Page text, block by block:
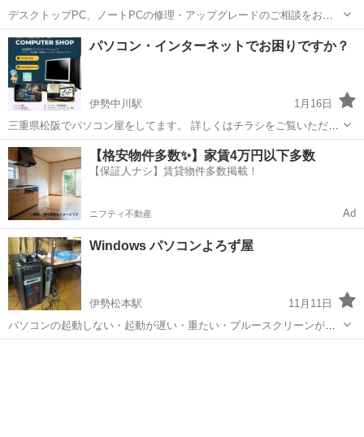
デスクトップPC、ノートPCの修理・アップグレードのご相談をお受
けいたします。 PC買い替えを検討中の方 動作が遅くなって困ってい
る方 容量が足りなくなって困っている方 古いノートPCのバッテリー
が入手できず困っ...
三重 松阪市 パソコン修理
パソコン・インターネットでお困りですか？
伊勢中川駅
1月16日
三重県松阪でパソコン屋をしてます。 詳しくはチラシをご覧いただき
LINE・電話・メールでのお問い合わせできますので、お気軽にお声掛
けください。 Windows10のサポートが来年10月で終了します。 見積
は無料です。 LIN...
三重 松阪市 伊勢中川駅 パソコン修理 無料
【格安物件多数✨】家賃4万円以下多数
【保証人ナシ】賃貸物件多数掲載！
ニフティ不動産 Ad
Windows パソコンよろず屋
伊勢松本駅
11月11日
パソコンの起動しない・起動が遅い・重たい・ブルースクリーンが発
生する。 今よりも性能アップしたい。 自作パソコンを作ってみたいが